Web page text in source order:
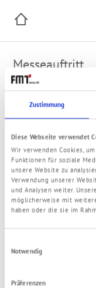
Zustimmung
Diese Webseite verwendet
Wir verwenden Cookies,
Funktionen für soziale
unsere Website zu
Verwendung unserer
und Analysen weiter.
möglicherweise mit
haben oder die sie im
Notwendig
Präferenzen
Messeauftritt
Hier kann ein
© 2021 FMT Swiss AG